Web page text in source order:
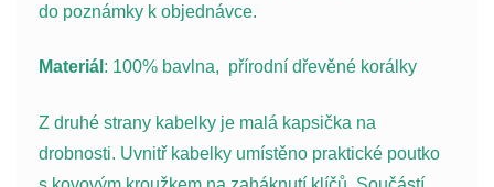
do poznámky k objednávce.
Materiál : 100% bavlna, přírodní dřevěné korálky
Z druhé strany kabelky je malá kapsička na
drobnosti. Uvnitř kabelky umístěno praktické poutko